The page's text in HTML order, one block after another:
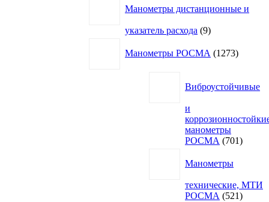
Манометры дистанционные и
указатель расхода 99
Манометры РОСМА
1273товара
Виброустойчивые
и
манометры
РОСМА
701701
Манометры
технические, МТИ
РОСМА
521521